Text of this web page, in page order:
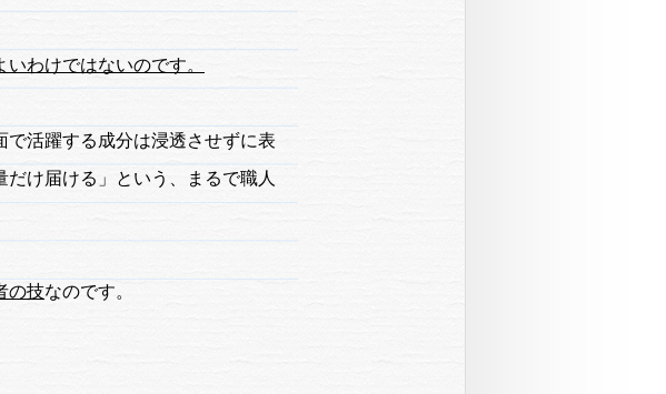
わけではないのです。
活躍する成分は浸透させずに表
け届ける」という、まるで職人
の技なのです。